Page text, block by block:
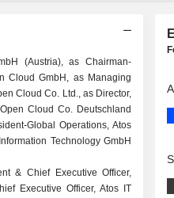
(Austria), as Chairman-
Cloud GmbH, as Managing
Cloud Co. Ltd., as Director,
Cloud Co. Deutschland
Global Operations, Atos
Technology GmbH
& Chief Executive Officer,
Executive Officer, Atos IT